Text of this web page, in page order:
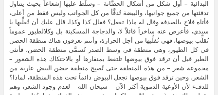
البدائية – أول شكل من أشكال الحضَّانة – وسلَّط عليها إشعاعاً بحيث يتناول
تدفئتها من جميع جوانبها، والبيضة تُدفَّأ من كل الجوانب وليس فقط من أعلى،
فأتاه فلاح بالصدفة وقال له ماذا تفعل؟ فقال كذا وكذا، قال عليك أن تُقلِّبها يا
سيدي، فأعرض عنه ساخراً قائلاً لا، والدجاجة المسكينة بل وكلالطيور عموماً
تُقلِّب بيوضها، فهى تُقلِّبها من أجل الحرارة، وأنتم تعرفون هناك منطقة الحضن
في كل الطيور، وهى منطقة في وسط الصدر تُسمَّى منطقة الحضن، فأنثى
الطير قبل أن ترقد فوق بيوضها تلتقط بمنقارها أو بالاحتكاك هذه الشعور –
مجموعة شعر – من هذه المنطقة حتى تُصبِح منطقة حضن البيض عارية من
الشعر، وحين ترقد فوق بيوضها تجعل البيوض دائماً تحت هذه المنطقة، لماذا؟
للدفء لأن الأوعية الدموية أكثر الآن – سبحان الله – لعدم وجود الشعر، وهم